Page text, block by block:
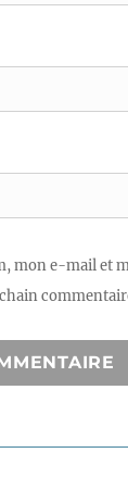
mon e-mail et